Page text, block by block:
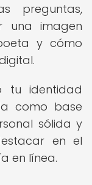
preguntas,
una imagen
y cómo
tu identidad
como base
sólida y
en el
en línea.